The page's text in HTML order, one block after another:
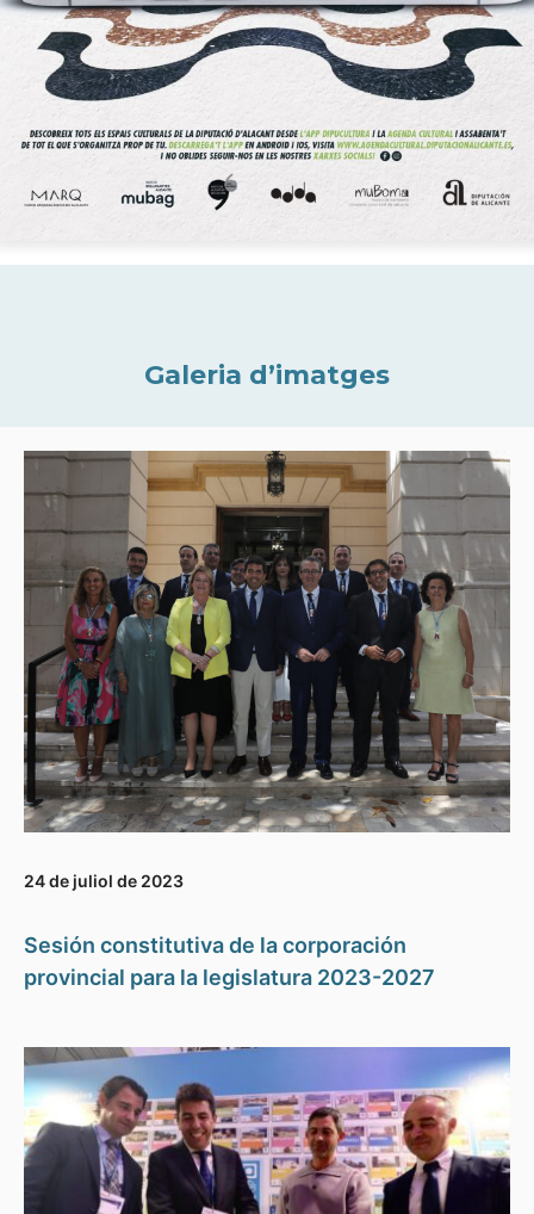
Galeria d’imatges
24 de juliol de 2023
Sesión constitutiva de la corporación
provincial para la legislatura 2023-2027